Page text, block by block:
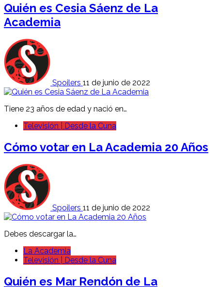
Quién es Cesia Sáenz de La
Academia
Spoilers 11 de junio de 2022
Tiene 23 años de edad y nació en…
Televisión | Desde la Cuna
Cómo votar en La Academia 20 Años
Spoilers 11 de junio de 2022
Debes descargar la…
La Academia
Televisión | Desde la Cuna
Quién es Mar Rendón de La